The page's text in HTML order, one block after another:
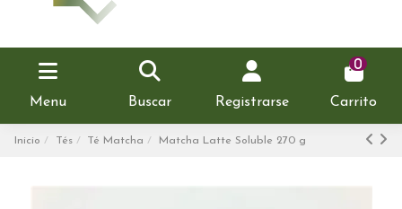
Menu Buscar Registrarse
0
Carrito
Inicio Tés Té Matcha Matcha Latte Soluble 270 g